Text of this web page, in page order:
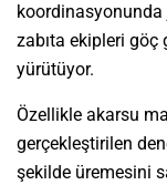
zabıta ekipleri göç
yürütüyor.
Özellikle akarsu
gerçekleştirilen
şekilde üremesini